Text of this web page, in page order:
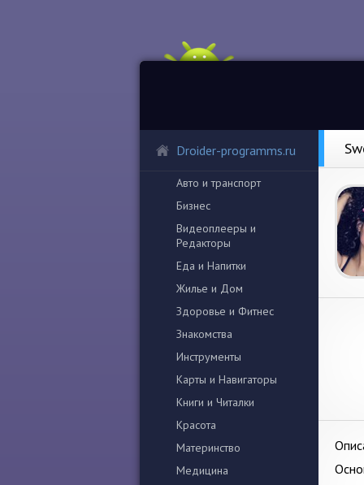
Droider-programms.ru
Авто и транспорт
Бизнес
Видеоплееры и
Редакторы
Еда и Напитки
Жилье и Дом
Здоровье и Фитнес
Знакомства
Инструменты
Карты и Навигаторы
Книги и Читалки
Красота
Материнство
Медицина